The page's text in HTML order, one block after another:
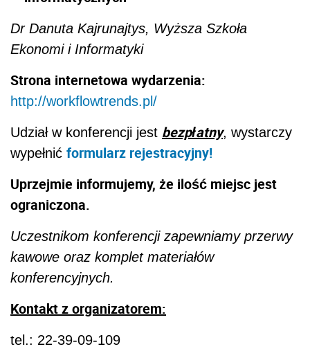
Dr Danuta Kajrunajtys, Wyższa Szkoła
Ekonomi i Informatyki
Strona internetowa wydarzenia:
http://workflowtrends.pl/
Udział w konferencji jest bezpłatny, wystarczy
wypełnić formularz rejestracyjny!
Uprzejmie informujemy, że ilość miejsc jest
ograniczona.
Uczestnikom konferencji zapewniamy przerwy
kawowe oraz komplet materiałów
konferencyjnych.
Kontakt z organizatorem:
tel.: 22-39-09-109